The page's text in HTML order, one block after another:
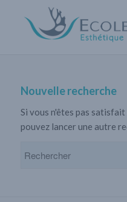
Nouvelle recherche
Si vous n'êtes pas
pouvez lancer une autre